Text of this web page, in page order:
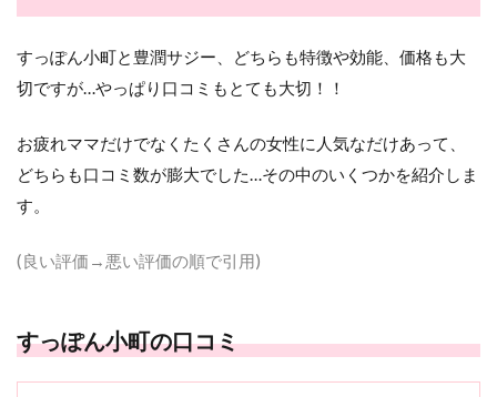
すっぽん小町と豊潤サジー 、どちらも特徴や効能、価格も大
切ですが…やっぱり口コミもとても大切！！
お疲れママだけでなくたくさんの女性に人気なだけあって、
どちらも口コミ数が膨大でした…その中のいくつかを紹介しま
す。
(良い評価→悪い評価の順で引用)
すっぽん小町の口コミ